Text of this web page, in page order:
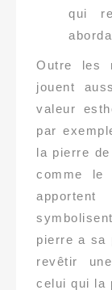
qui
Outre les
jouent
valeur
par
la pierre de
comme le
pierre a sa
revêtir
celui qui la